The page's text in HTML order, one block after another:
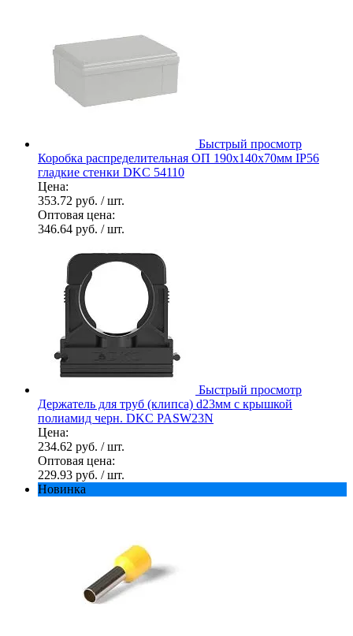
Быстрый просмотр
Коробка распределительная ОП 190х140х70мм IP56
гладкие стенки DKC 54110
Цена:
353.72 руб. / шт.
Оптовая цена:
346.64 руб. / шт.
Быстрый просмотр
Держатель для труб (клипса) d23мм с крышкой
полиамид черн. DKC PASW23N
Цена:
234.62 руб. / шт.
Оптовая цена:
229.93 руб. / шт.
Новинка